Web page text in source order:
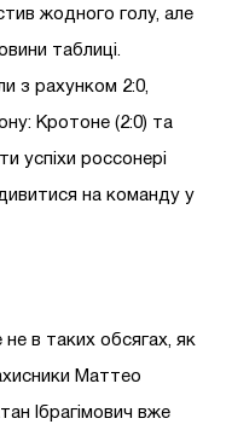
жодного голу, але
таблиці.
з рахунком 2:0,
Кротоне (2:0) та
успіхи россонері
на команду у
в таких обсягах, як
Маттео
Ібрагімович вже